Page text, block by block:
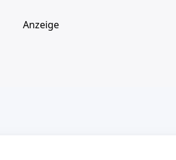
Anzeige